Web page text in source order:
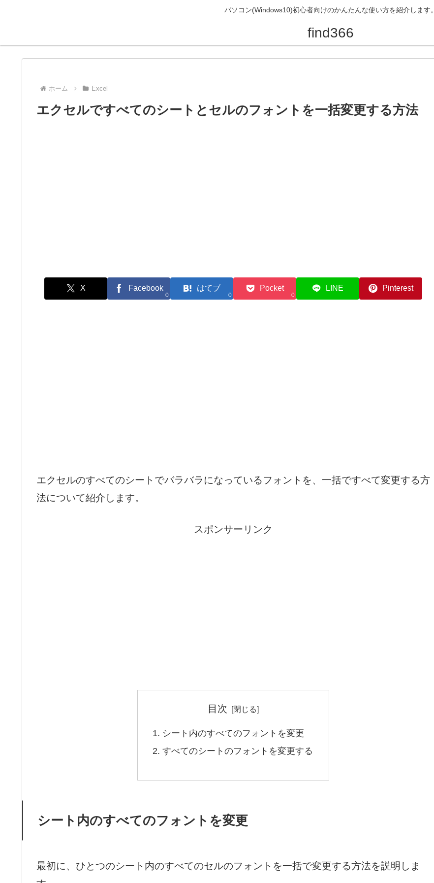
パソコン(Windows10)初心者向けのかんたんな使い方を紹介します。
find366
ホーム Excel
エクセルですべてのシートとセルのフォントを一括変更する方法
X Facebook
0
はてブ
0
Pocket
0
LINE Pinterest
エクセルのすべてのシートでバラバラになっているフォントを、一括ですべて変更する方
法について紹介します。
スポンサーリンク
目次
シート内のすべてのフォントを変更
すべてのシートのフォントを変更する
シート内のすべてのフォントを変更
最初に、ひとつのシート内のすべてのセルのフォントを一括で変更する方法を説明しま